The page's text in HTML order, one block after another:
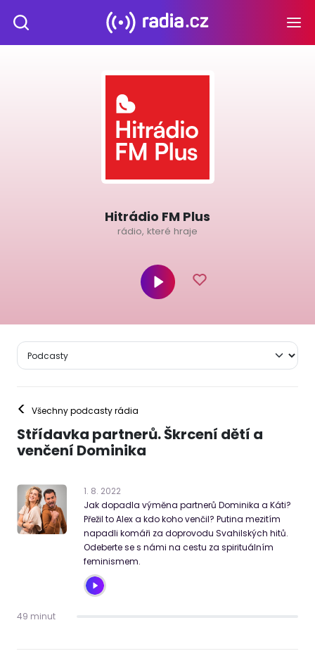
Hitrádio FM Plus
rádio, které hraje
< Všechny podcasty rádia
Střídavka partnerů. Škrcení dětí a
venčení Dominika
1. 8. 2022
Jak dopadla výměna partnerů Dominika a Káti?
Přežil to Alex a kdo koho venčil? Putina mezitím
napadli komáři za doprovodu Svahilských hitů.
Odeberte se s námi na cestu za spirituálním
feminismem.
49 minut